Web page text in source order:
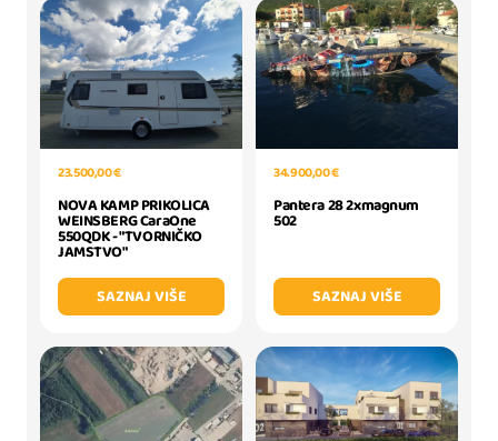
23.500,00 €
NOVA KAMP PRIKOLICA
WEINSBERG CaraOne
550QDK - "TVORNIČKO
JAMSTVO"
SAZNAJ VIŠE
34.900,00 €
Pantera 28 2xmagnum
502
SAZNAJ VIŠE